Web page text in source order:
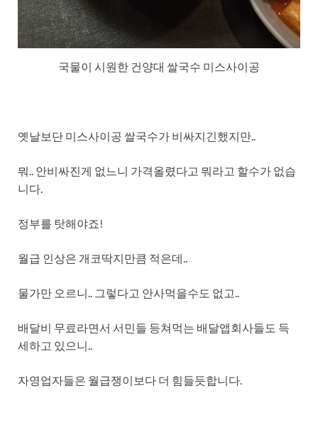
국물이 시원한 건양대 쌀국수 미스사이공
옛날보단 미스사이공 쌀국수가 비싸지긴했지만..
뭐.. 안비싸진게 없느니 가격올렸다고 뭐라고 할수가 없습
니다.
정부를 탓해야죠!
월급 인상은 개코딱지만큼 적은데..
물가만 오르니.. 그렇다고 안사먹을수도 없고..
배달비 무료라면서 서민들 등쳐먹는 배달앱회사들도 득
세하고 있으니..
자영업자들은 월급쟁이보다 더 힘들듯합니다.